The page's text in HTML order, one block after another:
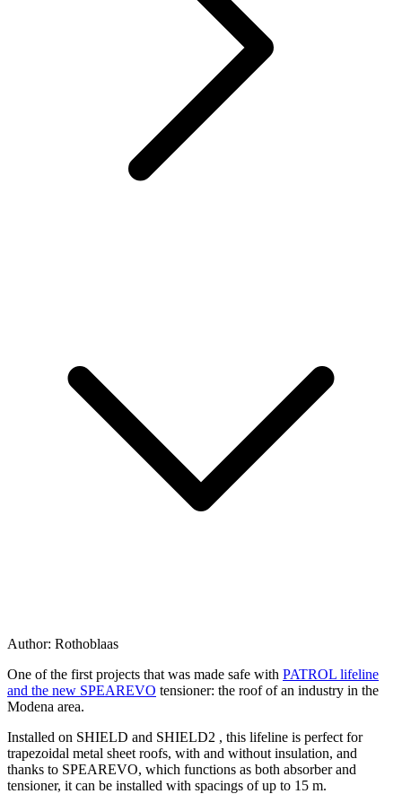
Author: Rothoblaas
One of the first projects that was made safe with PATROL lifeline
and the new SPEAREVO tensioner: the roof of an industry in the
Modena area.
Installed on SHIELD and SHIELD2 , this lifeline is perfect for
trapezoidal metal sheet roofs, with and without insulation, and
thanks to SPEAREVO, which functions as both absorber and
tensioner, it can be installed with spacings of up to 15 m.